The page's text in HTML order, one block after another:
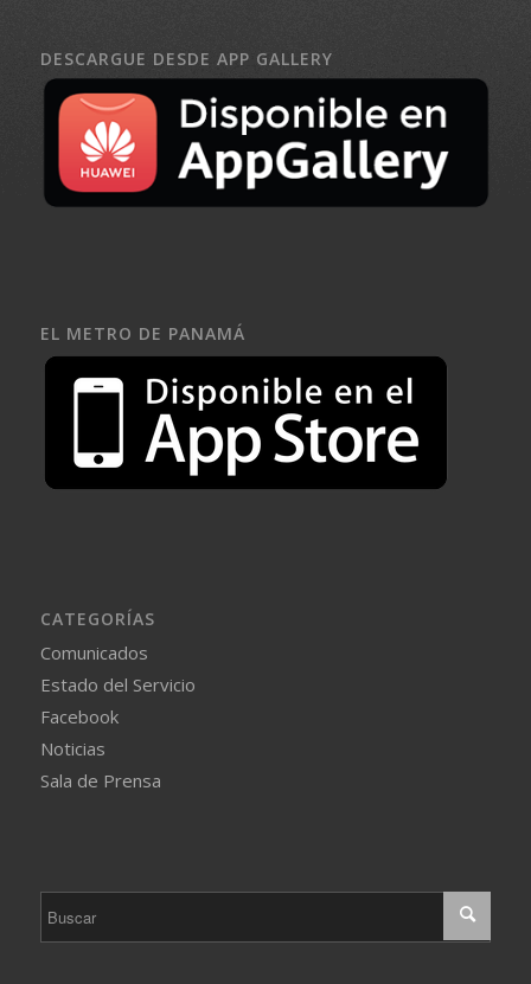
DESCARGUE DESDE APP GALLERY
EL METRO DE PANAMÁ
CATEGORÍAS
Comunicados
Estado del Servicio
Facebook
Noticias
Sala de Prensa